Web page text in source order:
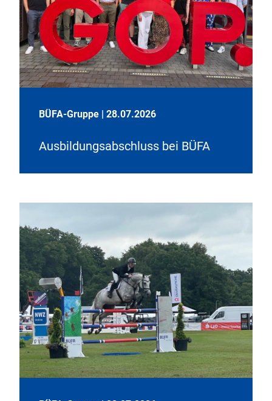
BÜFA-Gruppe | 28.07.2026
Ausbildungsabschluss bei BÜFA